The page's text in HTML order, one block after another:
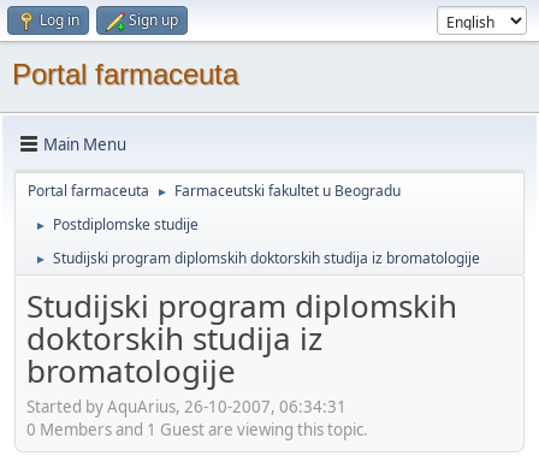
Log in Sign up
Portal farmaceuta
Main Menu
Portal farmaceuta ► Farmaceutski fakultet u Beogradu
► Postdiplomske studije
► Studijski program diplomskih doktorskih studija iz bromatologije
Studijski program diplomskih
doktorskih studija iz
bromatologije
Started by AquArius, 26-10-2007, 06:34:31
0 Members and 1 Guest are viewing this topic.